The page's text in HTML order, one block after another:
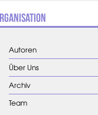
Autoren
Über Uns
Archiv
Team